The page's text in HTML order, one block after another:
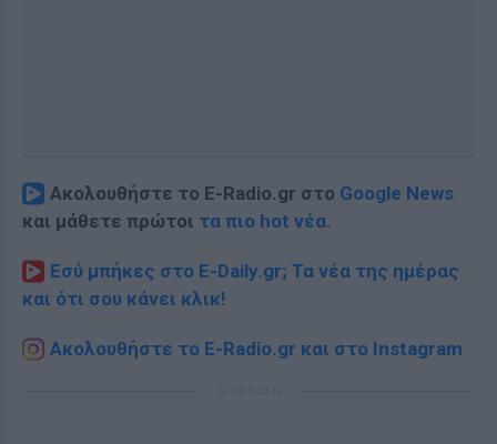
Ακολουθήστε το E-Radio.gr στο Google News
και μάθετε πρώτοι τα πιο hot νέα.
Εσύ μπήκες στο E-Daily.gr; Τα νέα της ημέρας
και ότι σου κάνει κλικ!
Ακολουθήστε το E-Radio.gr και στο Instagram